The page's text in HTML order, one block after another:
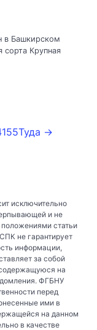
в Башкирском
Крупная
155Туда →
исключительно
и не
статьи
не гарантирует
информации,
за собой
на
ФГБНУ
перед
ими в
на данном
в качестве